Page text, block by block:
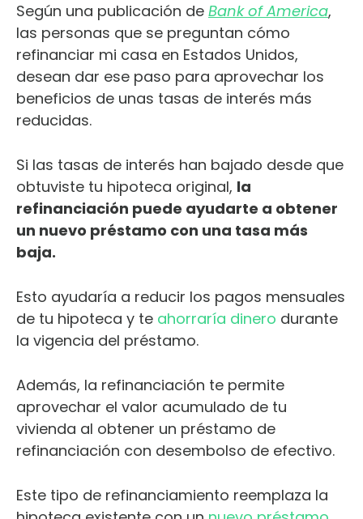
Según una publicación de Bank of America,
las personas que se preguntan cómo
refinanciar mi casa en Estados Unidos,
desean dar ese paso para aprovechar los
beneficios de unas tasas de interés más
reducidas.
Si las tasas de interés han bajado desde que
obtuviste tu hipoteca original, la
refinanciación puede ayudarte a obtener
un nuevo préstamo con una tasa más
baja.
Esto ayudaría a reducir los pagos mensuales
de tu hipoteca y te ahorraría dinero durante
la vigencia del préstamo.
Además, la refinanciación te permite
aprovechar el valor acumulado de tu
vivienda al obtener un préstamo de
refinanciación con desembolso de efectivo.
Este tipo de refinanciamiento reemplaza la